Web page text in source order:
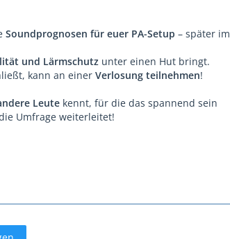
Soundprognosen für euer PA-Setup – später im
und Lärmschutz unter einen Hut bringt.
kann an einer Verlosung teilnehmen!
Leute kennt, für die das spannend sein
Umfrage weiterleitet!